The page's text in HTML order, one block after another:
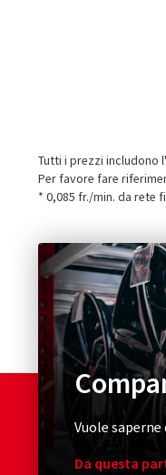
Tutti i prezzi includono
Per favore fare
* 0,085 fr./min. da rete
Vuole saperne
Da questa